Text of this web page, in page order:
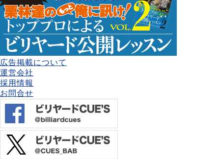
広告掲載について
運営会社
採用情報
お問合せ